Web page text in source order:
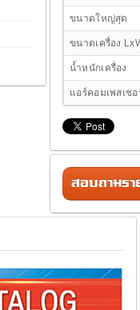
ขนาดใหญ่สุด
ขนาดเครื่อง
น้ำหนักเครื่อง
แอร์คอมเพสเซอ
สอบถามรา